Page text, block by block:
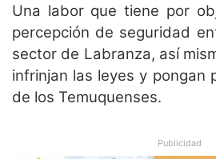
Una labor que tiene por
percepción de seguridad
sector de Labranza, así
infrinjan las leyes y pongan
de los Temuquenses.
Publicidad